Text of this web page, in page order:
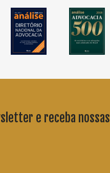
e receba nossas